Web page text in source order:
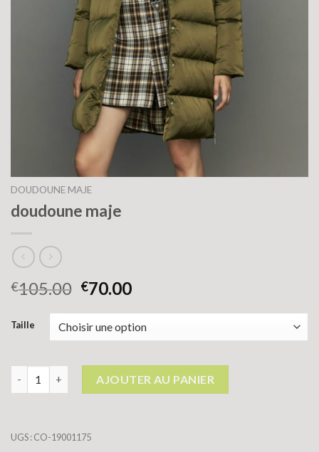
DOUDOUNE MAJE
doudoune maje
€105.00 €70.00
Taille
AJOUTER AU PANIER
UGS :CO-19001175